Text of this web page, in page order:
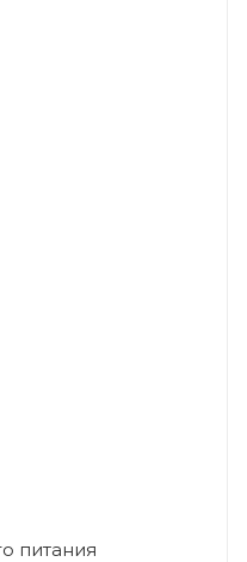
питания